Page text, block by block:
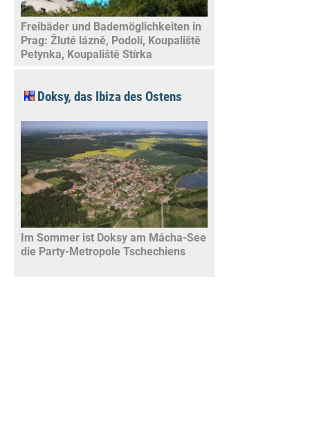
Freibäder und Bademöglichkeiten in
Prag: Žluté lázně, Podolí, Koupaliště
Petynka, Koupaliště Stírka
Doksy, das Ibiza des Ostens
Im Sommer ist Doksy am Mácha-See
die Party-Metropole Tschechiens